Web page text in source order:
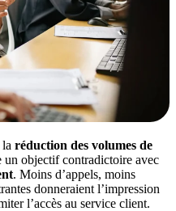
réduction des volumes de
un objectif contradictoire avec
. Moins d’appels, moins
donneraient l’impression
l’accès au service client.